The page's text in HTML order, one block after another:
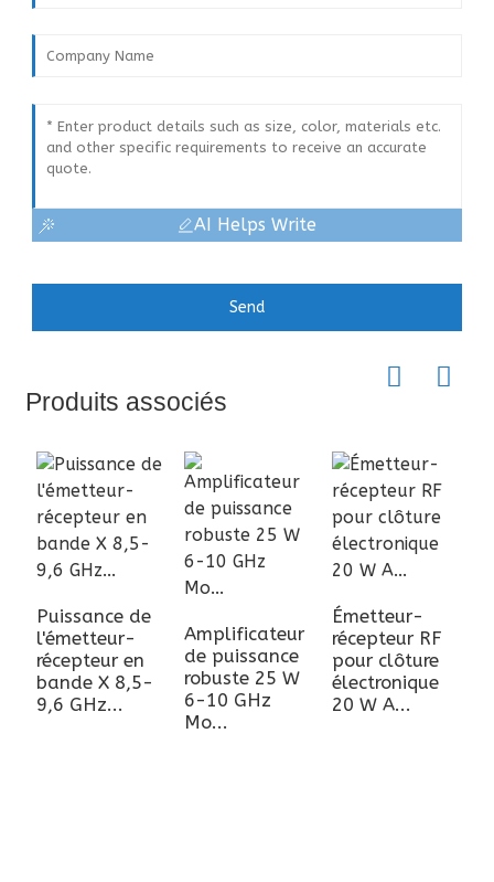
AI Helps Write
Send
Produits associés
Puissance de
l'émetteur-
récepteur en
bande X 8,5-
9,6 GHz...
Amplificateur
de puissance
robuste 25 W
6-10 GHz
Mo...
Émetteur-
récepteur RF
pour clôture
électronique
20 W A...